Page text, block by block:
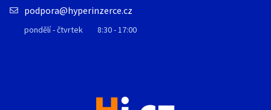
podpora@hyperinzerce.cz
pondělí - čtvrtek 8:30 - 17:00